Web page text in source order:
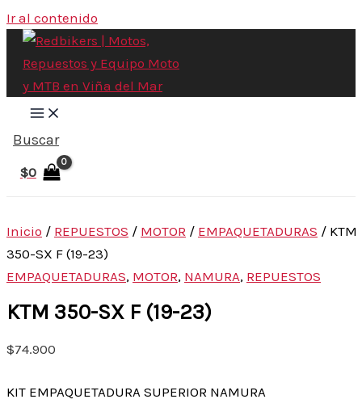
Ir al contenido
Buscar
$0
Inicio / REPUESTOS / MOTOR / EMPAQUETADURAS / KTM
350-SX F (19-23)
EMPAQUETADURAS, MOTOR, NAMURA, REPUESTOS
KTM 350-SX F (19-23)
$74.900
KIT EMPAQUETADURA SUPERIOR NAMURA